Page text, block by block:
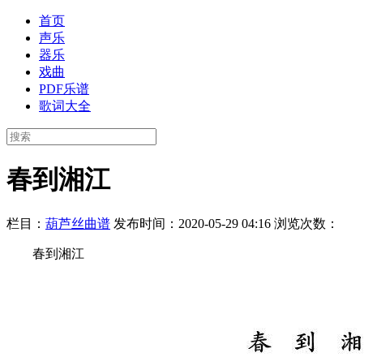
首页
声乐
器乐
戏曲
PDF乐谱
歌词大全
春到湘江
栏目： 葫芦丝曲谱 发布时间：2020-05-29 04:16 浏览次数：
春到湘江